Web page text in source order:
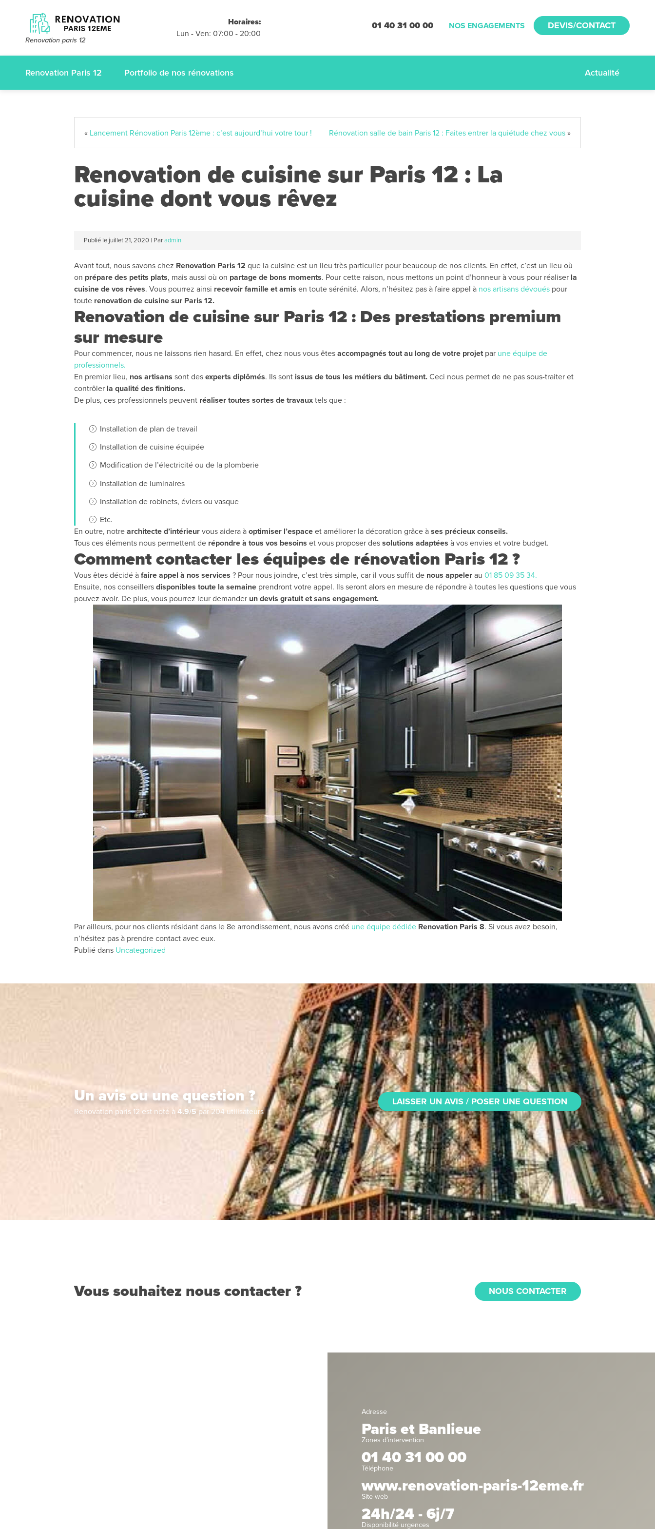
Renovation paris 12
Horaires:
Lun - Ven: 07:00 - 20:00
01 40 31 00 00 NOS ENGAGEMENTS DEVIS/CONTACT
Renovation Paris 12 Actualité
Portfolio de nos rénovations
Devis et déplacements
gratuits
sans engagement
appelez-nous :01.40.31.00.00
« Lancement Rénovation Paris 12ème : c’est aujourd’hui votre tour ! Rénovation salle de bain Paris 12 : Faites entrer la quiétude chez vous »
Renovation de cuisine sur Paris 12 : La
cuisine dont vous rêvez
Publié le juillet 21, 2020 | Paradmin
Avant tout, nous savons chez Renovation Paris 12 que la cuisine est un lieu très particulier pour beaucoup de nos clients. En effet, c’est un lieu où
on prépare des petits plats, mais aussi où on partage de bons moments. Pour cette raison, nous mettons un point d’honneur à vous pour réaliser la
cuisine de vos rêves. Vous pourrez ainsi recevoir famille et amis en toute sérénité. Alors, n’hésitez pas à faire appel à nos artisans dévoués pour
toute renovation de cuisine sur Paris 12.
Renovation de cuisine sur Paris 12 : Des prestations premium
sur mesure
Pour commencer, nous ne laissons rien hasard. En effet, chez nous vous êtes accompagnés tout au long de votre projetpar une équipe de
professionnels.
En premier lieu, nos artisans sont des experts diplômés. Ils sont issus de tous les métiers du bâtiment. Ceci nous permet de ne pas sous-traiter et
contrôler la qualité des finitions.
De plus, ces professionnels peuvent réaliser toutes sortes de travaux tels que :
Installation de plan de travail
Installation de cuisine équipée
Modification de l’électricité ou de la plomberie
Installation de luminaires
Installation de robinets, éviers ou vasque
Etc.
En outre, notre architecte d’intérieur vous aidera à optimiser l’espace et améliorer la décoration grâce à ses précieux conseils.
Tous ces éléments nous permettent de répondre à tous vos besoins et vous proposer des solutions adaptées à vos envies et votre budget.
Comment contacter les équipes de rénovation Paris 12 ?
Vous êtes décidé à faire appel à nos services ? Pour nous joindre, c’est très simple, car il vous suffit de nous appeler au 01 85 09 35 34.
Ensuite, nos conseillers disponibles toute la semaine prendront votre appel. Ils seront alors en mesure de répondre à toutes les questions que vous
pouvez avoir. De plus, vous pourrez leur demander un devis gratuit et sans engagement.
Par ailleurs, pour nos clients résidant dans le 8e arrondissement, nous avons créé une équipe dédiée Renovation Paris 8. Si vous avez besoin,
n’hésitez pas à prendre contact avec eux.
Publié dans Uncategorized
Un avis ou une question ?
Renovation paris 12 est noté à 4.9/5 par 204 utilisateurs
LAISSER UN AVIS / POSER UNE QUESTION
Vous souhaitez nous contacter ? NOUS CONTACTER
Adresse
Paris et Banlieue
Zones d’intervention
01 40 31 00 00
Téléphone
www.renovation-paris-12eme.fr
Site web
24h/24 - 6j/7
Disponibilité urgences